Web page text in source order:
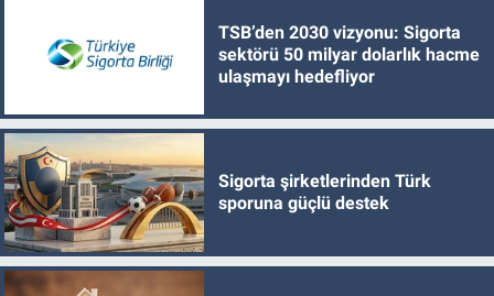
TSB’den 2030 vizyonu: Sigorta
sektörü 50 milyar dolarlık hacme
ulaşmayı hedefliyor
Sigorta şirketlerinden Türk
sporuna güçlü destek